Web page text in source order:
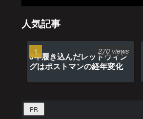
人気記事
3年履き込んだレッドウィン
グはポストマンの経年変化
270 views
PR